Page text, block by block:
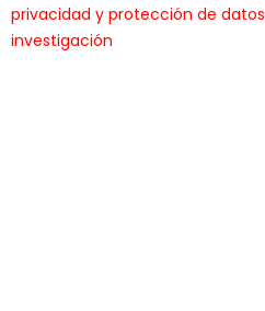
privacidad y protección de datos
investigación